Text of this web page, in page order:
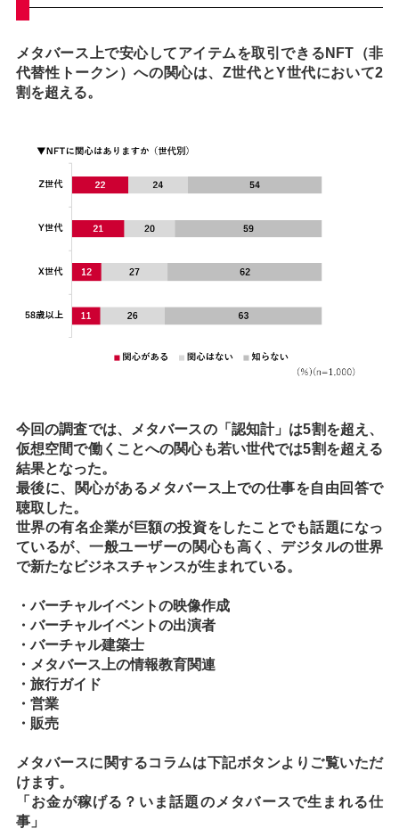
メタバース上で安心してアイテムを取引できるNFT（非
代替性トークン）への関心は、Z世代とY世代において2
割を超える。
今回の調査では、メタバースの「認知計」は5割を超え、
仮想空間で働くことへの関心も若い世代では5割を超える
結果となった。
最後に、関心があるメタバース上での仕事を自由回答で
聴取した。
世界の有名企業が巨額の投資をしたことでも話題になっ
ているが、一般ユーザーの関心も高く、デジタルの世界
で新たなビジネスチャンスが生まれている。
・バーチャルイベントの映像作成
・バーチャルイベントの出演者
・バーチャル建築士
・メタバース上の情報教育関連
・旅行ガイド
・営業
・販売
メタバースに関するコラムは下記ボタンよりご覧いただ
けます。
「お金が稼げる？いま話題のメタバースで生まれる仕
事」